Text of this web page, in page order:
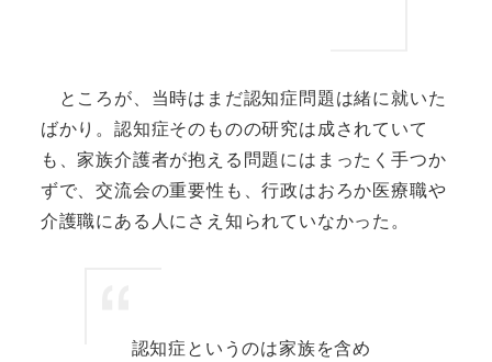
ところが、当時はまだ認知症問題は緒に就いた
ばかり。認知症そのものの研究は成されていて
も、家族介護者が抱える問題にはまったく手つか
ずで、交流会の重要性も、行政はおろか医療職や
介護職にある人にさえ知られていなかった。
認知症というのは家族を含め